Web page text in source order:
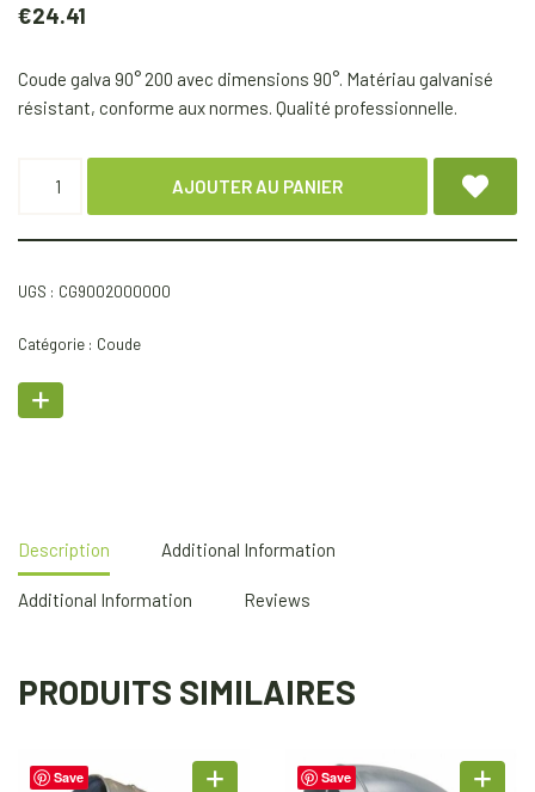
€24.41
Coude galva 90° 200 avec dimensions 90°. Matériau galvanisé
résistant, conforme aux normes. Qualité professionnelle.
AJOUTER AU PANIER
UGS : CG9002000000
Catégorie : Coude
Description Additional Information
Additional Information Reviews
PRODUITS SIMILAIRES
Save Save